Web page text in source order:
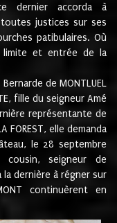
dernier accorda à
toutes justices sur ses
patibulaires. Où
limite et entrée de la
de MONTLUEL
fille du seigneur Amé
représentante de
FOREST, elle demanda
le 28 septembre
cousin, seigneur de
dernière à régner sur
continuèrent en